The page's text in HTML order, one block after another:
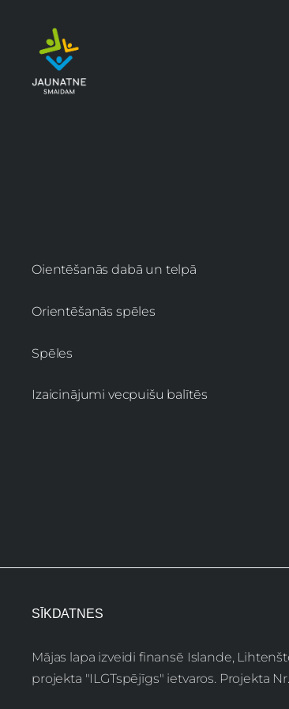
Oientēšanās dabā un telpā
Orientēšanās spēles
Spēles
Izaicinājumi vecpuišu balītēs
SĪKDATNES
Mājas lapa izveidi finansē Islande,
projekta "ILGTspējīgs" ietvaros. Projekta